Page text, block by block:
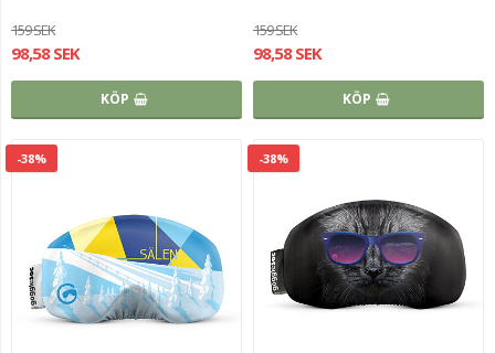
159 SEK
98,58 SEK
KÖP
159 SEK
98,58 SEK
KÖP
-38% -38%